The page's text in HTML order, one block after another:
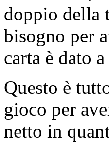
doppio della
bisogno per
carta è dato
Questo è
gioco per
netto in